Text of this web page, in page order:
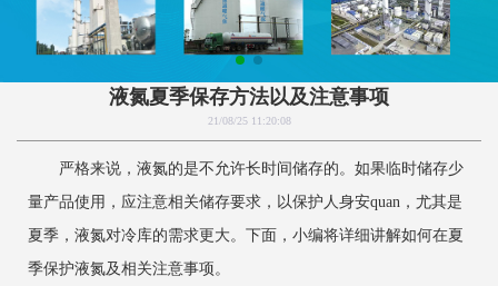
液氮夏季保存方法以及注意事项
21/08/25 11:20:08
严格来说，液氮的是不允许长时间储存的。如果临时储存少
量产品使用，应注意相关储存要求，以保护人身安quan，尤其是
夏季，液氮对冷库的需求更大。下面，小编将详细讲解如何在夏
季保护液氮及相关注意事项。